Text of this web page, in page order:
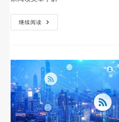
继续阅读